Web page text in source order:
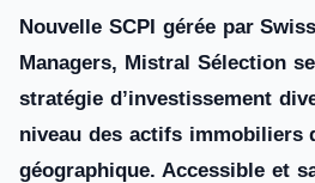
Nouvelle SCPI gérée par
Managers, Mistral Sélection
stratégie d’investissement
niveau des actifs immobiliers
géographique. Accessible et